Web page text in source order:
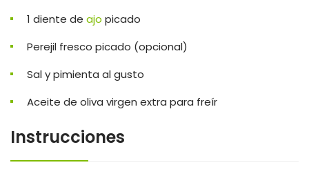
1 diente de ajo picado
Perejil fresco picado (opcional)
Sal y pimienta al gusto
Aceite de oliva virgen extra para freír
Instrucciones